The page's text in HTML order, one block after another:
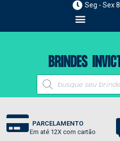
Seg - Sex
PARCELAMENTO
Em até 12X com cartão